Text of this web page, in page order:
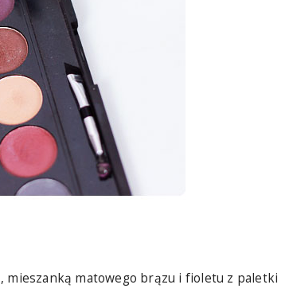
mieszanką matowego brązu i fioletu z paletki